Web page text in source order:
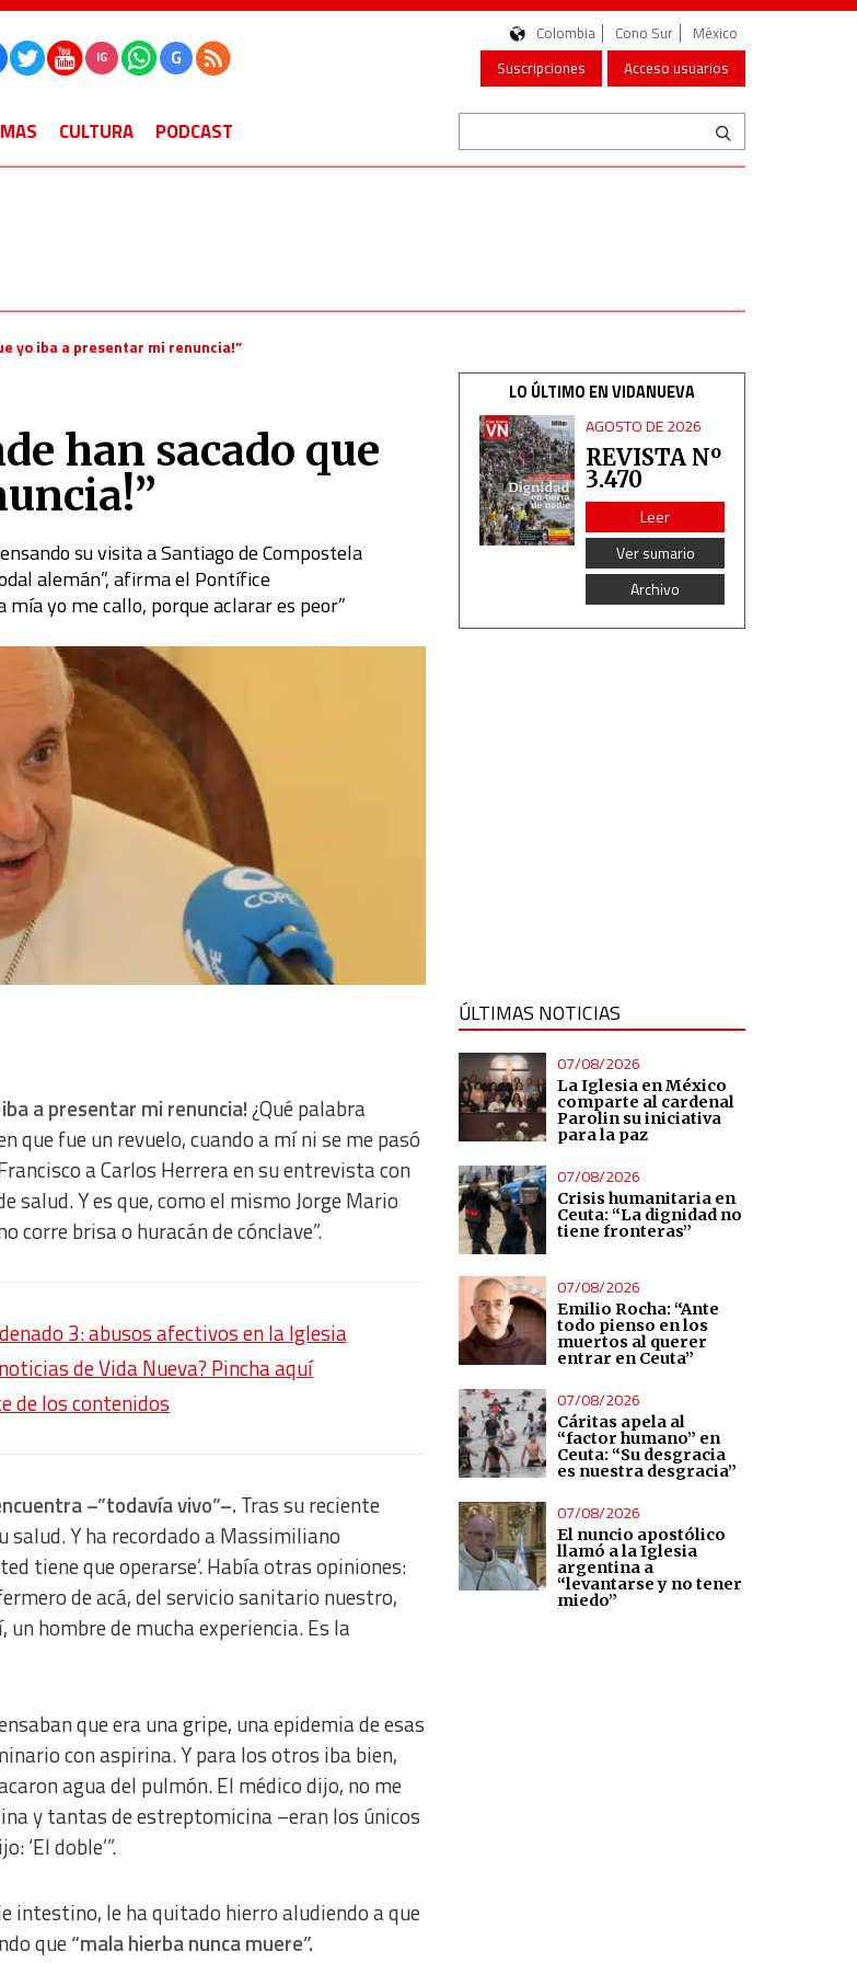
IG G
Colombia Cono Sur
México
Suscripciones
Acceso usuarios
CULTURA PODCAST
yo iba a presentar mi renuncia!”
han sacado que
su visita a Santiago de Compostela
alemán”, afirma el Pontífice
yo me callo, porque aclarar es peor”
a presentar mi renuncia!¿Qué palabra
que fue un revuelo, cuando a mí ni se me pasó
a Carlos Herrera en su entrevista con
salud. Y es que, como el mismo Jorge Mario
corre brisa o huracán de cónclave”.
3: abusos afectivos en la Iglesia
de Vida Nueva? Pincha aquí
de los contenidos
–”todavía vivo”–. Tras su reciente
salud. Y ha recordado a Massimiliano
tiene que operarse’. Había otras opiniones:
de acá, del servicio sanitario nuestro,
hombre de mucha experiencia. Es la
que era una gripe, una epidemia de esas
con aspirina. Y para los otros iba bien,
agua del pulmón. El médico dijo, no me
y tantas de estreptomicina –eran los únicos
‘El doble’”.
intestino, le ha quitado hierro aludiendo a que
que“mala hierba nunca muere”.
LO ÚLTIMO EN VIDANUEVA
AGOSTO DE 2026
REVISTA Nº
3.470
Leer
Ver sumario
Archivo
ÚLTIMAS NOTICIAS
07/08/2026
La Iglesia en México
comparte al cardenal
Parolin su iniciativa
para la paz
07/08/2026
Crisis humanitaria en
Ceuta: “La dignidad no
tiene fronteras”
07/08/2026
Emilio Rocha: “Ante
todo pienso en los
muertos al querer
entrar en Ceuta”
07/08/2026
Cáritas apela al
“factor humano” en
Ceuta: “Su desgracia
es nuestra desgracia”
07/08/2026
El nuncio apostólico
llamó a la Iglesia
argentina a
“levantarse y no tener
miedo”